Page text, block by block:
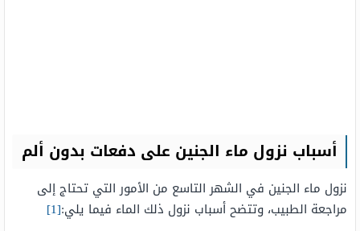
أسباب نزول ماء الجنين على دفعات بدون ألم
نزول ماء الجنين في الشهر التاسع من الأمور التي تحتاج إلى
مراجعة الطبيب، وتتضح أسباب نزول ذلك الماء فيما يلي:[1]